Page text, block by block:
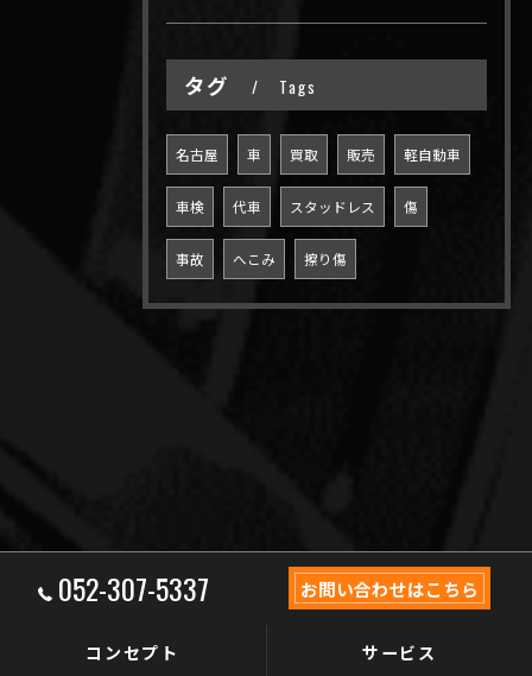
タグ Tags
名古屋 車 買取 販売 軽自動車
車検 代車 スタッドレス 傷
事故 へこみ 擦り傷
052-307-5337 お問い合わせはこちら
コンセプト サービス